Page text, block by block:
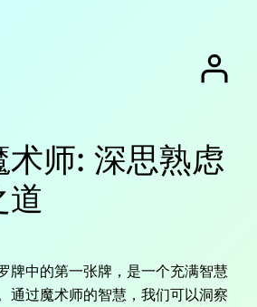
术师: 深思熟虑
道
牌中的第一张牌，是一个充满智慧
通过魔术师的智慧，我们可以洞察